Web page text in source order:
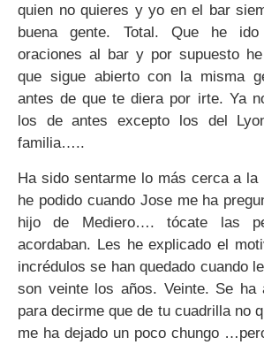
quien no quieres y yo en el bar
buena gente. Total. Que he
oraciones al bar y por supuesto
que sigue abierto con la misma
antes de que te diera por irte. Ya
los de antes excepto los del
familia…..
Ha sido sentarme lo más cerca a la
he podido cuando Jose me ha
hijo de Mediero…. tócate las
acordaban. Les he explicado el
incrédulos se han quedado cuando
son veinte los años. Veinte. Se ha
para decirme que de tu cuadrilla no
me ha dejado un poco chungo